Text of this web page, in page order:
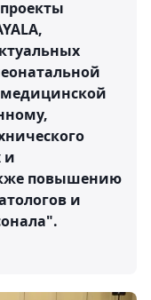
и
повышению
и